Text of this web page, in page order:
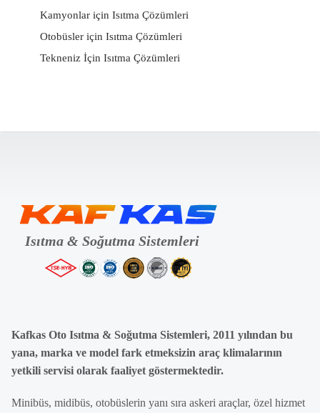
Kamyonlar için Isıtma Çözümleri
Otobüsler için Isıtma Çözümleri
Tekneniz İçin Isıtma Çözümleri
Kafkas Oto Isıtma & Soğutma Sistemleri, 2011 yılından bu
yana, marka ve model fark etmeksizin araç klimalarının
yetkili servisi olarak faaliyet göstermektedir.
Minibüs, midibüs, otobüslerin yanı sıra askeri araçlar, özel hizmet